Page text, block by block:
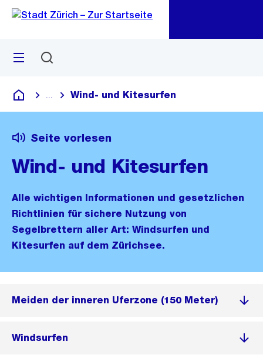
Navigation
Sprunglink
Menü
Deutsch
Blende alle Breadcrumbs ein
Wind- und Kitesurfen
Seite vorlesen
Wind- und Kitesurfen
Alle wichtigen Informationen und gesetzlichen
Richtlinien für sichere Nutzung von
Segelbrettern aller Art: Windsurfen und
Kitesurfen auf dem Zürichsee.
Meiden der inneren Uferzone (150 Meter)
Windsurfen